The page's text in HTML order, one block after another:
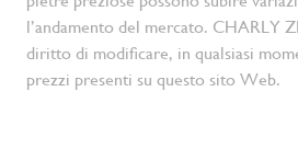
l’andamento del mercato. CHARLY
diritto di modificare, in qualsiasi
prezzi presenti su questo sito Web.